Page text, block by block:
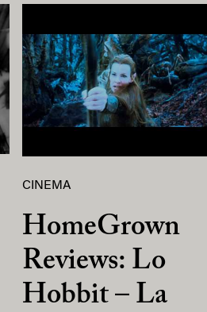
CINEMA
HomeGrown
Reviews: Lo
Hobbit – La